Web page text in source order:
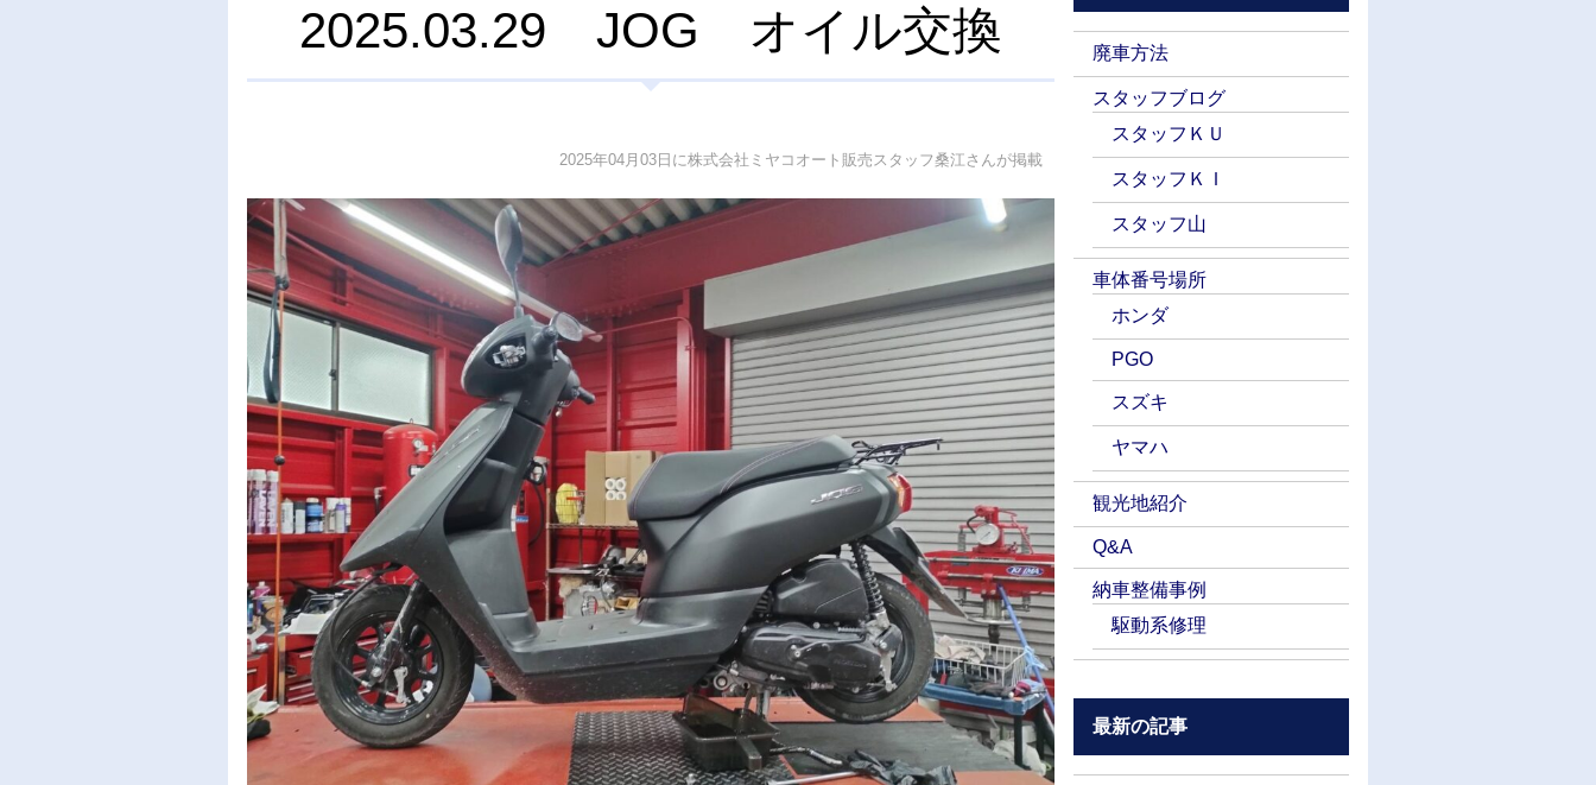
2025.03.29 JOG オイル交換
2025年04月03日に株式会社ミヤコオート販売スタッフ桑江さんが掲載
廃車方法
スタッフブログ
スタッフＫＵ
スタッフＫＩ
スタッフ山
車体番号場所
ホンダ
PGO
スズキ
ヤマハ
観光地紹介
Q&A
納車整備事例
駆動系修理
最新の記事